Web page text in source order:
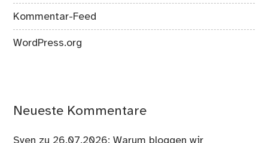
Kommentar-Feed
WordPress.org
Neueste Kommentare
Sven zu 26.07.2026: Warum bloggen wir